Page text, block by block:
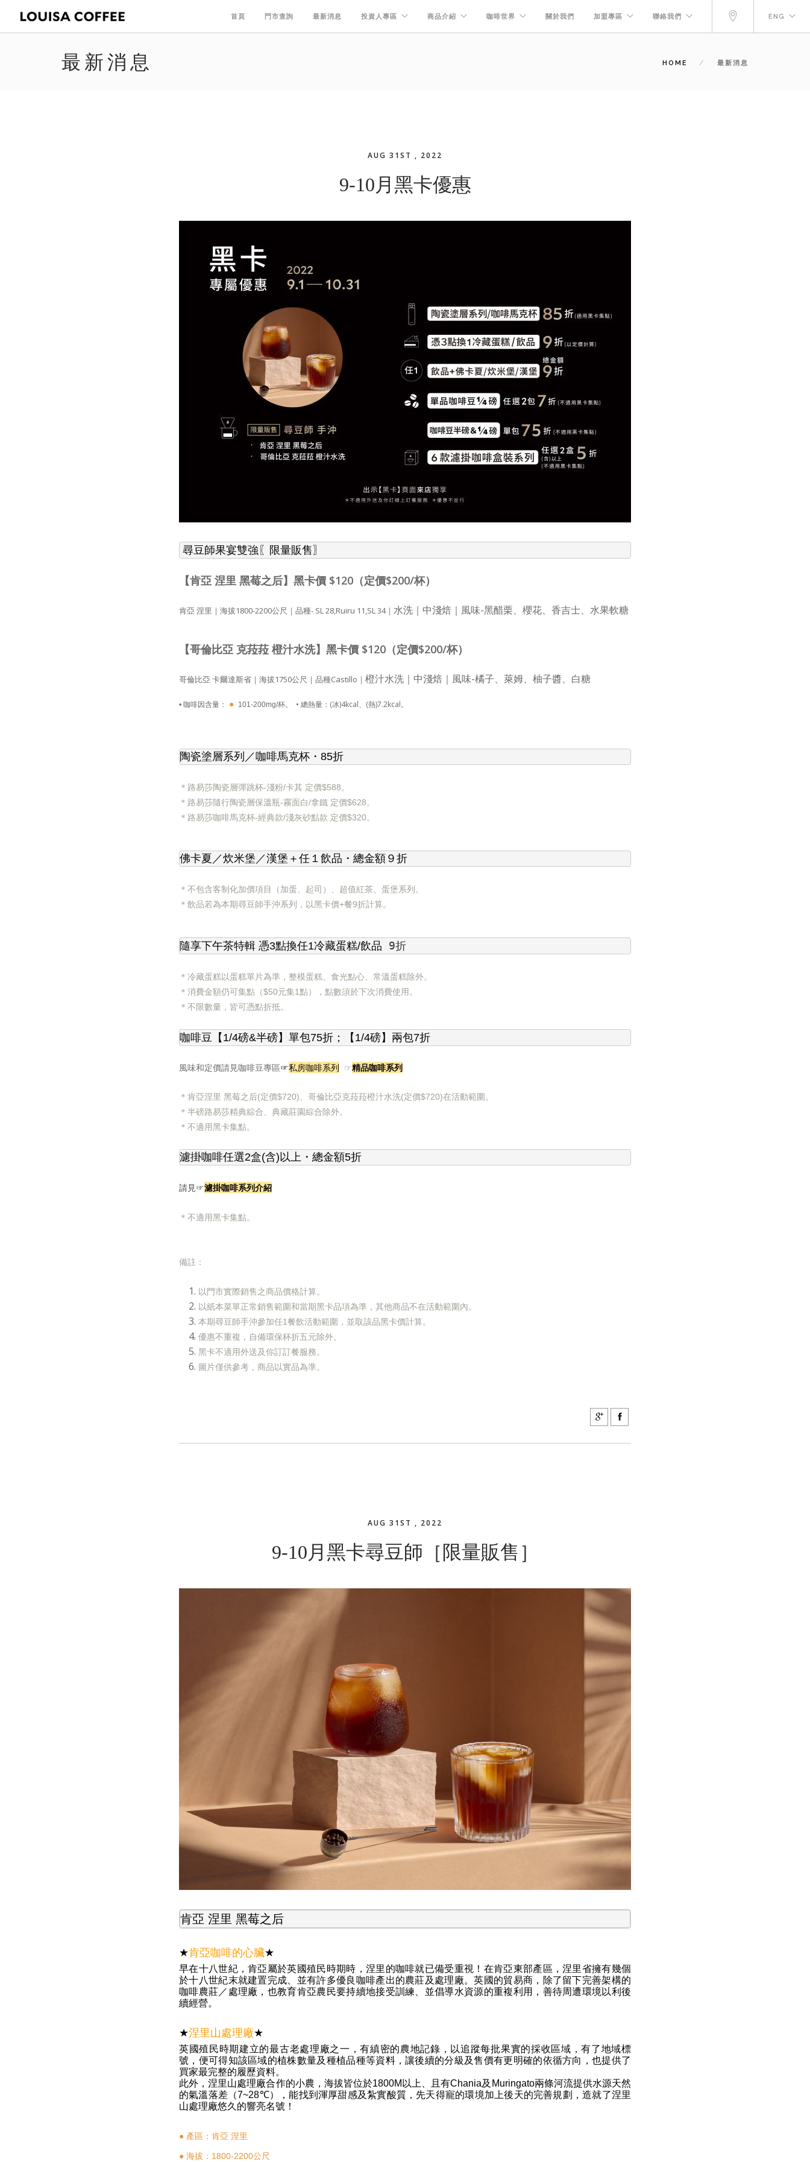
首頁 門市查詢 最新消息 投資人專區 商品介紹 咖啡世界 關於我們 加盟專區 聯絡我們 ENG
最新消息 HOME 最新消息
AUG 31ST , 2022
9-10月黑卡優惠
尋豆師果宴雙強〖限量販售〗
【肯亞 涅里 黑莓之后】黑卡價 $120（定價$200/杯）
肯亞 涅里｜海拔1800-2200公尺｜品種- SL 28,Ruiru 11,SL 34｜ 水洗｜中淺焙｜風味-黑醋栗、櫻花、香吉士、水果軟糖
【哥倫比亞 克菈菈 橙汁水洗】黑卡價 $120（定價$200/杯）
哥倫比亞 卡爾達斯省｜海拔1750公尺｜品種Castillo｜ 橙汁水洗｜中淺焙｜風味-橘子、萊姆、柚子醬、白糖
• 咖啡因含量： ● 101-200mg/杯。 • 總熱量：(冰)4kcal、(熱)7.2kcal。
陶瓷塗層系列 ／咖啡馬克杯・85折
＊ 路易莎陶瓷層彈跳杯-淺粉/卡其 定價$588。
＊路易莎隨行陶瓷層保溫瓶-霧面白/拿鐵 定價$628。
＊ 路易莎咖啡馬克杯-經典款/淺灰砂點款 定價$320。
佛卡夏／炊米堡／漢堡＋任１飲品・總金額９折
＊ 不包含客制化加價項目（加蛋、起司）、超值紅茶、蛋堡系列。
＊ 飲品若為本期尋豆師手沖系列，以黑卡價+餐9折計算。
隨享下午茶特輯 憑3點換任1冷藏蛋糕/飲品 9折
＊ 冷藏蛋糕以蛋糕單片為準，整模蛋糕、食光點心、常溫蛋糕除外。
＊ 消費金額仍可集點（$50元集1點），點數須於下次消費使用。
＊ 不限數量，皆可憑點折抵。
咖啡豆【1/4磅&半磅】單包75折；【1/4磅】兩包7折
風味和定價請見咖啡豆專區☞私房咖啡系列 ☞精品咖啡系列
＊肯亞涅里 黑莓之后(定價$720)、哥倫比亞克菈菈橙汁水洗(定價$720)在活動範圍。
＊ 半磅路易莎精典綜合、典藏莊園綜合除外。
＊ 不適用黑卡集點。
濾掛咖啡任選2盒(含)以上 ・總金額5折
請見☞濾掛咖啡系列介紹
＊ 不適用黑卡集點。
備註：
以門市實際銷售之商品價格計算。
以紙本菜單正常銷售範圍和當期黑卡品項為準，其他商品不在活動範圍內。
本期尋豆師手沖參加任1餐飲活動範圍，並取該品黑卡價計算。
優惠不重複，自備環保杯折五元除外。
黑卡不適用外送及你訂訂餐服務。
圖片僅供參考，商品以實品為準。
AUG 31ST , 2022
9-10月黑卡尋豆師［限量販售］
肯亞 涅里 黑莓之后
★肯亞咖啡的心臟★
早在十八世紀，肯亞屬於英國殖民時期時，涅里的咖啡就已備受重視！在肯亞東部產區，涅里省擁有幾個
於十八世紀末就建置完成、並有許多優良咖啡產出的農莊及處理廠。英國的貿易商，除了留下完善架構的
咖啡農莊／處理廠，也教育肯亞農民要持續地接受訓練、並倡導水資源的重複利用，善待周遭環境以利後
續經營。
★涅里山處理廠★
英國殖民時期建立的最古老處理廠之一，有縝密的農地記錄，以追蹤每批果實的採收區域，有了地域標
號，便可得知該區域的植株數量及種植品種等資料，讓後續的分級及售價有更明確的依循方向，也提供了
買家最完整的履歷資料。
此外，涅里山處理廠合作的小農，海拔皆位於1800M 以上、且有Chania及 Muringato兩條河流提供水源天然
的氣溫落差（7~28℃），能找到渾厚甜感及紮實酸質，先天得寵的環境加上後天的完善規劃，造就了涅里
山處理廠悠久的響亮名號！
● 產區：肯亞 涅里
● 海拔： 1800-2200公尺